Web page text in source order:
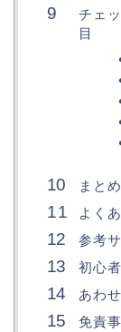
チェ
目
まとめ
よく
参考
初心
あわ
免責